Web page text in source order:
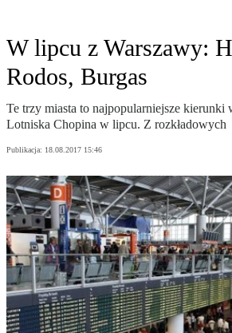
W lipcu z Warszawy:
Rodos, Burgas
Te trzy miasta to najpopularniejsze kierunki
Lotniska Chopina w lipcu. Z rozkładowych
Publikacja: 18.08.2017 15:46